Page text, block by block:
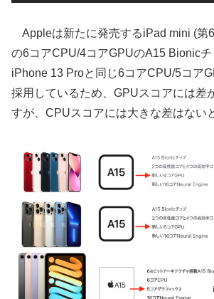
Appleは新たに発売するiPad mini (第
の6コアCPU/4コアGPUのA15 Bionicチ
iPhone 13 Proと同じ6コアCPU/5コア
採用しているため、GPUスコアには差
すが、CPUスコアには大きな差はない